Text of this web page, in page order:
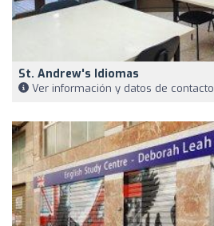
St. Andrew's Idiomas
Ver información y datos de contacto